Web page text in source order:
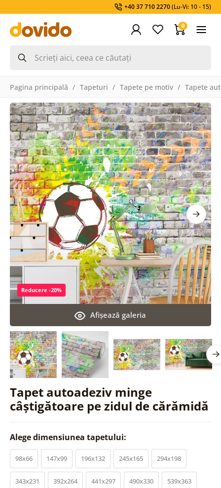
+40 37 710 2270(Lu-Vi: 10 - 15)
0
Pagina principală Tapeturi Tapete pe motiv Tapete
Tapet autoadeziv minge
câștigătoare pe zidul de cărămidă
Afişează galeria
Reducere -20%
Alege dimensiunea tapetului:
98x66 147x99 196x132 245x165 294x198
343x231 392x264 441x297 490x330 539x363